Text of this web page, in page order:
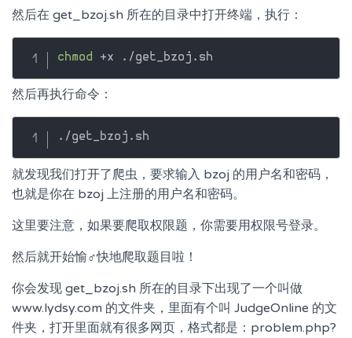
然后在 get_bzoj.sh 所在的目录中打开终端，执行：
chmod
然后再执行命令：
就发现我们打开了爬虫，要求输入 bzoj 的用户名和密码，
也就是你在 bzoj 上注册的用户名和密码。
这里要注意，如果要爬取权限题，你需要用权限号登录。
然后就开始愉♂快地爬取题目啦！
你会发现 get_bzoj.sh 所在的目录下出现了一个叫做
www.lydsy.com 的文件夹，里面有个叫 JudgeOnline 的文
件夹，打开里面就有很多网页，格式都是：problem.php?